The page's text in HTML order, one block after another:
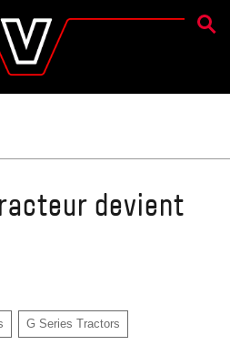
devient
G Series Tractors